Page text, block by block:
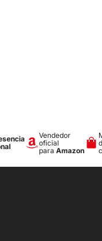
Vendedor
oficial
para Amazon